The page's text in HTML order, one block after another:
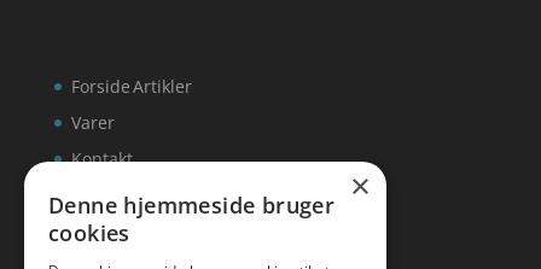
Forside
Varer
Kontakt
Artikler
×
Denne hjemmeside bruger
cookies